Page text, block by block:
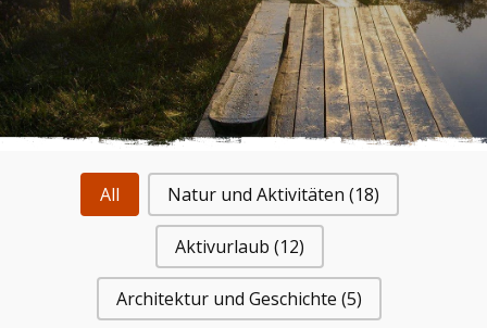
All Natur und Aktivitäten (18)
Aktivurlaub (12)
Architektur und Geschichte (5)